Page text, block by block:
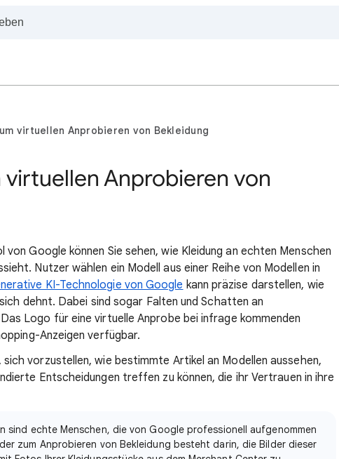
virtuellen Anprobieren von Bekleidung
Anprobieren von
Google können Sie sehen, wie Kleidung an echten Menschen
Nutzer wählen ein Modell aus einer Reihe von Modellen in
KI-Technologie von Google kann präzise darstellen, wie
dehnt. Dabei sind sogar Falten und Schatten an
Logo für eine virtuelle Anprobe bei infrage kommenden
Anzeigen verfügbar.
vorzustellen, wie bestimmte Artikel an Modellen aussehen,
Entscheidungen treffen zu können, die ihr Vertrauen in ihre
sind echte Menschen, die von Google professionell aufgenommen
zum Anprobieren von Bekleidung besteht darin, die Bilder dieser